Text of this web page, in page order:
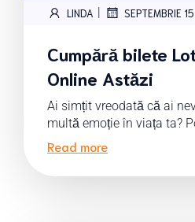
LINDA | SEPTEMBRIE 15
Cumpără bilete
Online Astăzi
Ai simțit vreodată că ai
multă emoție în viața ta?
Read more